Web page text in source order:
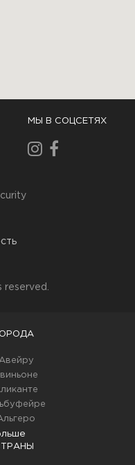
МЫ В СОЦСЕТЯХ